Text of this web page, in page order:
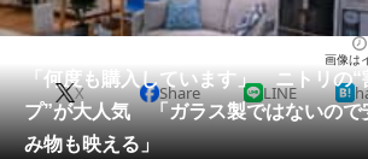
動物 リサーチ
会員記事
メディア
「何度も購入しています」 ニトリの“
プ”が大人気 「ガラス製ではないので
み物も映える」
画像は
X Share LINE